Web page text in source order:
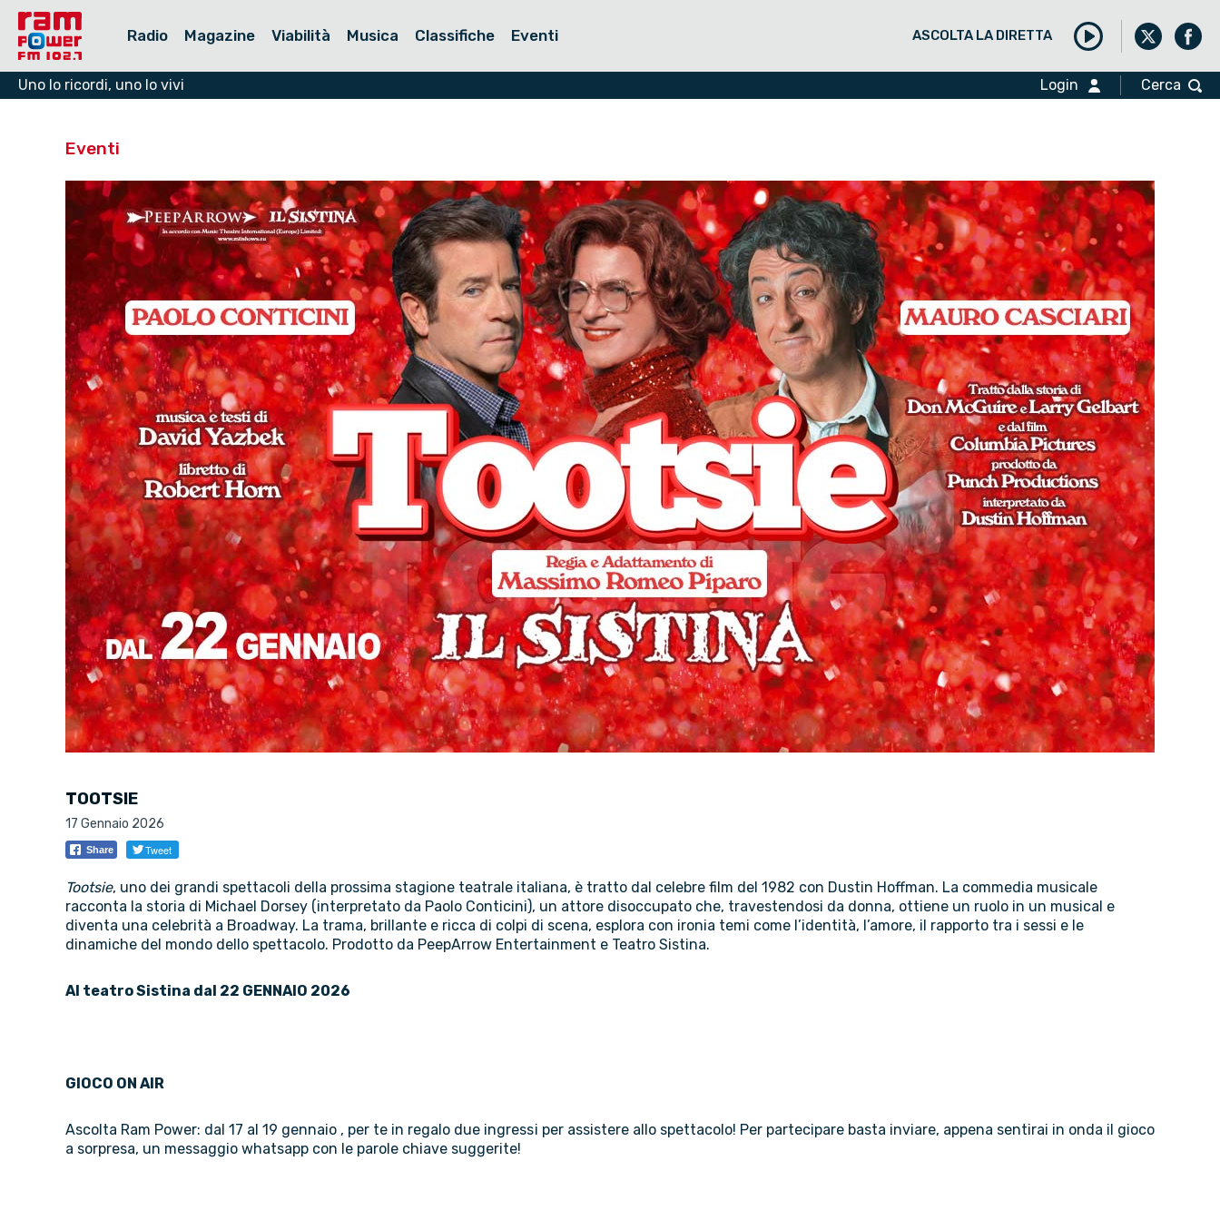
Radio Magazine Viabilità Musica Classifiche Eventi ASCOLTA LA DIRETTA
Play
Uno lo ricordi, uno lo vivi Cerca
Login
Eventi
TOOTSIE
17 Gennaio 2026
Share Tweet
Tootsie, uno dei grandi spettacoli della prossima stagione teatrale italiana, è tratto dal celebre film del 1982 con Dustin Hoffman. La commedia musicale
racconta la storia di Michael Dorsey (interpretato da Paolo Conticini), un attore disoccupato che, travestendosi da donna, ottiene un ruolo in un musical e
diventa una celebrità a Broadway. La trama, brillante e ricca di colpi di scena, esplora con ironia temi come l’identità, l’amore, il rapporto tra i sessi e le
dinamiche del mondo dello spettacolo. Prodotto da PeepArrow Entertainment e Teatro Sistina.
Al teatro Sistina dal 22 GENNAIO 2026
GIOCO ON AIR
Ascolta Ram Power: dal 17 al 19 gennaio , per te in regalo due ingressi per assistere allo spettacolo! Per partecipare basta inviare, appena sentirai in onda il gioco
a sorpresa, un messaggio whatsapp con le parole chiave suggerite!